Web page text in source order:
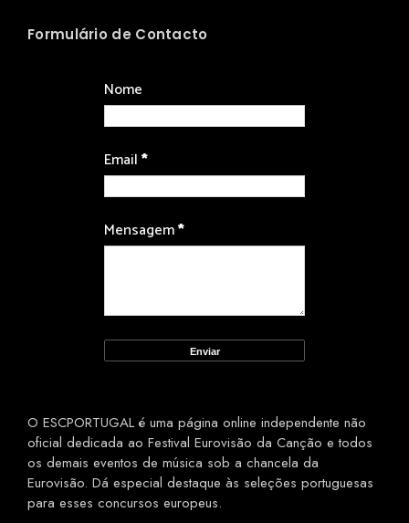
Formulário de Contacto
Nome
Email*
Mensagem*
O ESCPORTUGAL é uma página online independente não
oficial dedicada ao Festival Eurovisão da Canção e todos
os demais eventos de música sob a chancela da
Eurovisão. Dá especial destaque às seleções portuguesas
para esses concursos europeus.